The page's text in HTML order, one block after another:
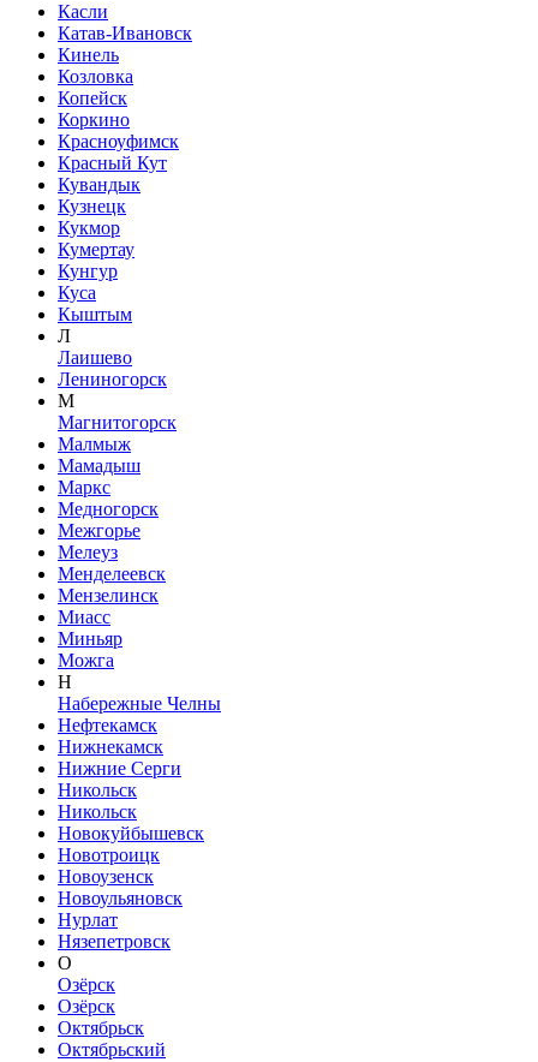
Касли
Катав-Ивановск
Кинель
Козловка
Копейск
Коркино
Красноуфимск
Красный Кут
Кувандык
Кузнецк
Кукмор
Кумертау
Кунгур
Куса
Кыштым
Л
Лаишево
Лениногорск
М
Магнитогорск
Малмыж
Мамадыш
Маркс
Медногорск
Межгорье
Мелеуз
Менделеевск
Мензелинск
Миасс
Миньяр
Можга
Н
Набережные Челны
Нефтекамск
Нижнекамск
Нижние Серги
Никольск
Никольск
Новокуйбышевск
Новотроицк
Новоузенск
Новоульяновск
Нурлат
Нязепетровск
О
Озёрск
Озёрск
Октябрьск
Октябрьский